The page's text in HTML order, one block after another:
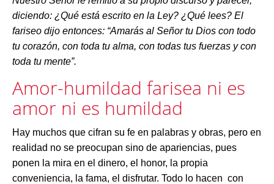
diciendo: ¿Qué está escrito en la Ley? ¿Qué lees? El
fariseo dijo entonces: “Amarás al Señor tu Dios con todo
tu corazón, con toda tu alma, con todas tus fuerzas y con
toda tu mente”.
Amor-humildad farisea ni es
amor ni es humildad
Hay muchos que cifran su fe en palabras y obras, pero en
realidad no se preocupan sino de apariencias, pues
ponen la mira en el dinero, el honor, la propia
conveniencia, la fama, el disfrutar. Todo lo hacen con